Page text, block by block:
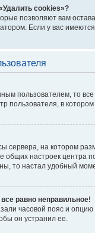
cookies»?
позволяют вам
Если у вас
пользователем, то
пользователя, в
сервера, на котором
общих настроек
то настал удобный
равно неправильное!
часовой пояс и
он устранил ее.